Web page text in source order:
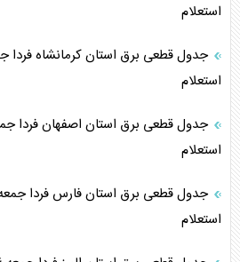
استعلام
استعلام
استعلام
استعلام